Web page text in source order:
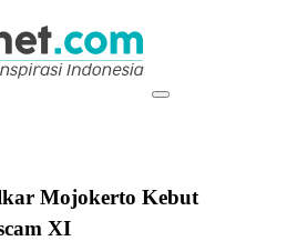
Mojokerto Kebut
XI